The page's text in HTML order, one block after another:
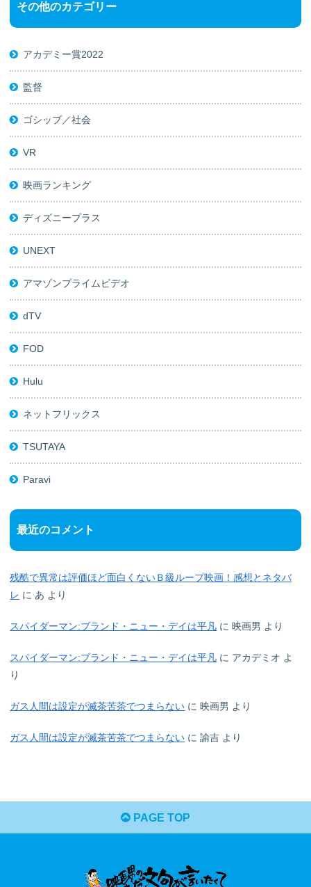
その他のカテゴリー
アカデミー賞2022
監督
ゴシップ／社会
VR
映画ランキング
ディズニープラス
UNEXT
アマゾンプライムビデオ
dTV
FOD
Hulu
ネットフリックス
TSUTAYA
Paravi
最近のコメント
残酷で異常は評価ほど面白くないＢ級ループ映画！感想とネタバ
レ にあ より
スパイダーマン:ブランド・ニュー・デイは平凡 に映画男 より
スパイダーマン:ブランド・ニュー・デイは平凡 に アカデミオ よ
り
ガス人間は設定が滅茶苦茶でつまらない に映画男 より
ガス人間は設定が滅茶苦茶でつまらない に諭吉 より
PAGE TOP